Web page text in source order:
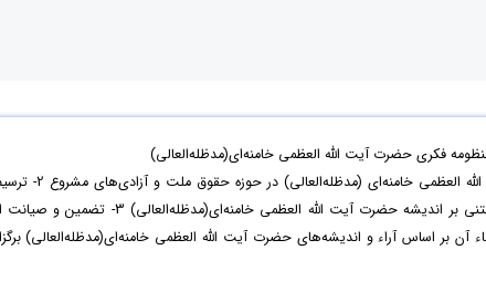
فکری حضرت آیت الله العظمی خامنه‌ای(مدظله‌العالی)
با هدف 1- بازخوانی اندیشه‌ و سیره‌ حضرت آیت الله العظمی خامنه‌ای (مدظله‌العالی) در حوزه‌ حقوق
نظام مطلوب حقوق ملت و آزادی‌های مشروع مبتنی بر اندیشه حضرت آیت الله العظمی خامنه‌ای(مدظله‌العالی) 3- تضمین
بر اساس آراء و اندیشه‌های حضرت آیت الله العظمی خامنه‌ای(مدظله‌العالی)